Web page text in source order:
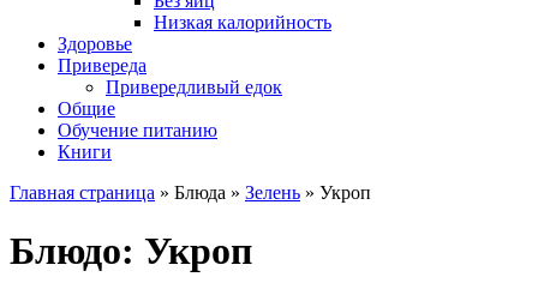
Низкая калорийность
Здоровье
Привереда
Привередливый едок
Общие
Обучение питанию
Книги
Главная страница » Блюда » Зелень » Укроп
Блюдо: Укроп